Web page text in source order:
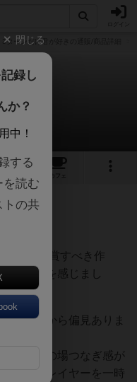
3ターンだけ君が好きの通販/商品詳細
が好き
ュー
カフェ
るなら受賞すべき作
センスを感じまし
イトルから偏見ありま
るだけの場つなぎ感が
るとプレイヤーを一時
閉じる
録し
か？
中！
する
を読む
トの共